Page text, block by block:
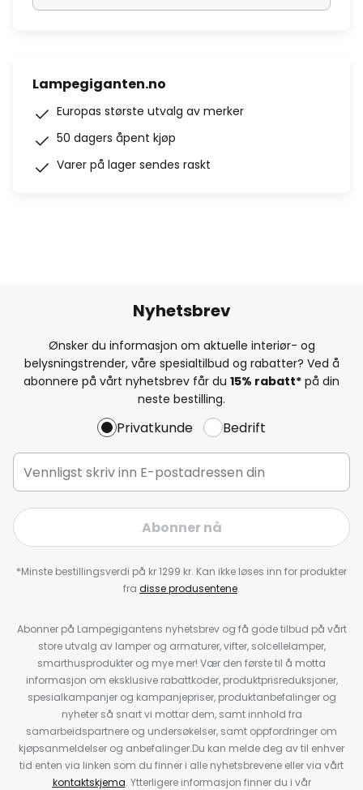
Lampegiganten.no
Europas største utvalg av merker
50 dagers åpent kjøp
Varer på lager sendes raskt
Nyhetsbrev
Ønsker du informasjon om aktuelle interiør- og
belysningstrender, våre spesialtilbud og rabatter? Ved å
abonnere på vårt nyhetsbrev får du 15% rabatt* på din
neste bestilling.
Privatkunde Bedrift
Abonner nå
*Minste bestillingsverdi på kr 1299 kr. Kan ikke løses inn for produkter
fra disse produsentene.
Abonner på Lampegigantens nyhetsbrev og få gode tilbud på vårt
store utvalg av lamper og armaturer, vifter, solcellelamper,
smarthusprodukter og mye mer! Vær den første til å motta
informasjon om eksklusive rabattkoder, produktprisreduksjoner,
spesialkampanjer og kampanjepriser, produktanbefalinger og
nyheter så snart vi mottar dem, samt innhold fra
samarbeidspartnere og undersøkelser, samt oppfordringer om
kjøpsanmeldelser og anbefalinger.Du kan melde deg av til enhver
tid enten via linken som du finner i alle nyhetsbrevene eller via vårt
kontaktskjema. Ytterligere informasjon finner du i vår